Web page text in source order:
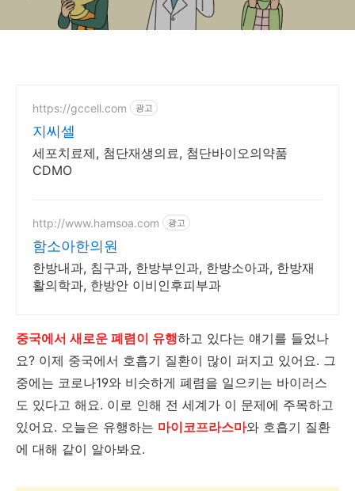
https://gccell.com 광고
지씨셀
세포치료제, 첨단재생의료, 첨단바이오의약품
CDMO
http://www.hamsoa.com 광고
함소아한의원
한방내과, 침구과, 한방부인과, 한방소아과, 한방재
활의학과, 한방안 이비인후피부과
중국에서 새로운 폐렴이 유행하고 있다는 얘기를 들었나
요? 이제 중국에서 호흡기 질환이 많이 퍼지고 있어요. 그
중에는 코로나19와 비슷하게 폐렴을 일으키는 바이러스
도 있다고 해요. 이로 인해 전 세계가 이 문제에 주목하고
있어요. 오늘은 유행하는 마이코프라스마와 호흡기 질환
에 대해 같이 알아봐요.